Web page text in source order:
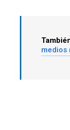
medios